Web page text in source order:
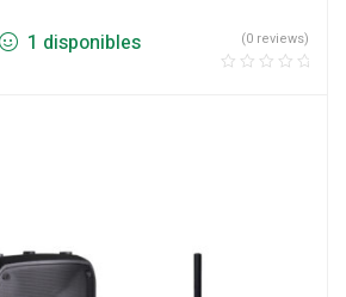
1 disponibles (0 reviews)